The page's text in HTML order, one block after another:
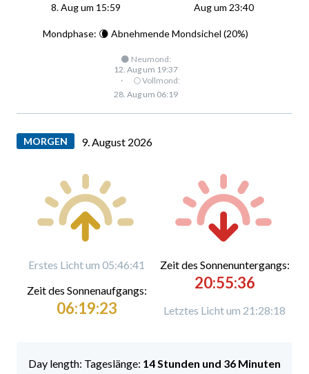
8. Aug um 15:59
Aug um 23:40
Mondphase: 🌘 Abnehmende Mondsichel (20%)
🌑 Neumond:
12. Aug um 19:37
·
🌕 Vollmond:
28. Aug um 06:19
MORGEN 9. August 2026
Erstes Licht um 05:46:41
Zeit des Sonnenaufgangs:
06:19:23
Zeit des Sonnenuntergangs:
20:55:36
Letztes Licht um 21:28:18
Tageslänge: 14 Stunden und 36 Minuten